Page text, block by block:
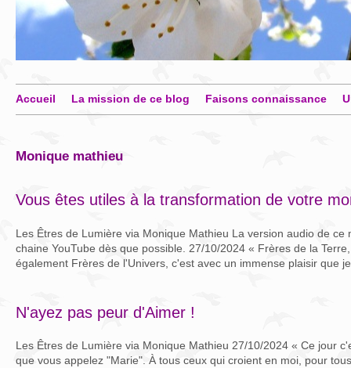
Accueil La mission de ce blog Faisons connaissance
monique mathieu
Vous êtes utiles à la transformation de votre
Les Êtres de Lumière via Monique Mathieu La version audio de ce
chaine YouTube dès que possible. 27/10/2024 « Frères de la
également Frères de l'Univers, c'est avec un immense plaisir que
N'ayez pas peur d'Aimer !
Les Êtres de Lumière via Monique Mathieu 27/10/2024 « Ce jour
que vous appelez "Marie". À tous ceux qui croient en moi, pour